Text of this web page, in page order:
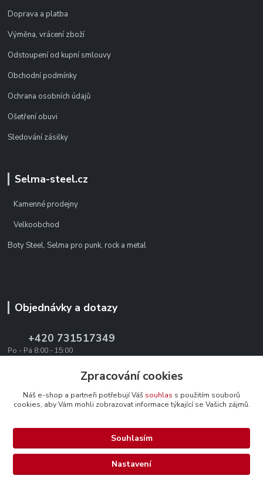
Doprava a platba
Výměna, vrácení zboží
Odstoupení od kupní smlouvy
Obchodní podmínky
Ochrana osobních údajů
Ošetření obuvi
Sledování zásilky
Selma-steel.cz
Kamenné prodejny
Velkoobchod
Boty Steel, Selma pro punk, rock a metal
Objednávky a dotazy
+420 731517349
Po - Pá 8:00 - 15:00
office@texevo.cz
Upravit sběr cookies.
Zpracování cookies
Náš e-shop a partneři potřebují Váš souhlas s použitím souborů
cookies, aby Vám mohli zobrazovat informace týkající se Vašich zájmů.
Nastavení
Souhlasím